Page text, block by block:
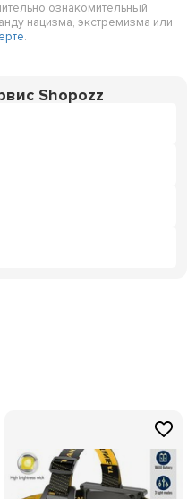
ознакомительный
нацизма, экстремизма или
.
Shopozz